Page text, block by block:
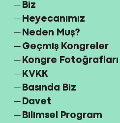
Biz
Heyecanımız
Neden Muş?
Geçmiş Kongreler
Kongre Fotoğrafları
KVKK
Basında Biz
Davet
Bilimsel Program